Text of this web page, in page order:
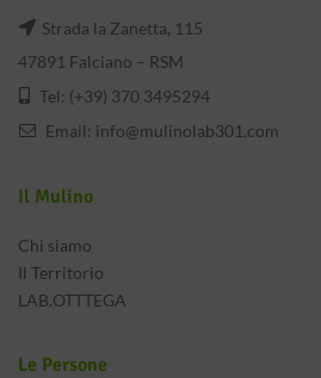
Strada la Zanetta, 115
47891 Falciano – RSM
Tel: (+39) 370 3495294
Email: info@mulinolab301.com
Il Mulino
Chi siamo
Il Territorio
LAB.OTTTEGA
Le Persone